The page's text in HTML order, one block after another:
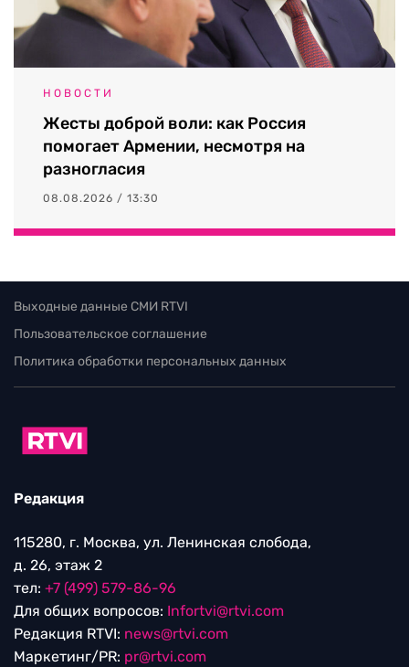
НОВОСТИ
Жесты доброй воли: как Россия
помогает Армении, несмотря на
разногласия
08.08.2026 / 13:30
Выходные данные СМИ RTVI
Пользовательское соглашение
Политика обработки персональных данных
Редакция
115280, г. Москва, ул. Ленинская слобода,
д. 26, этаж 2
тел: +7 (499) 579-86-96
Для общих вопросов: Infortvi@rtvi.com
Редакция RTVI: news@rtvi.com
Маркетинг/PR: pr@rtvi.com